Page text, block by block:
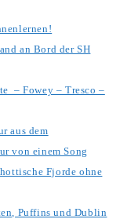
an Bord der SH
– Fowey – Tresco –
aus dem
von einem Song
Fjorde ohne
Puffins und Dublin